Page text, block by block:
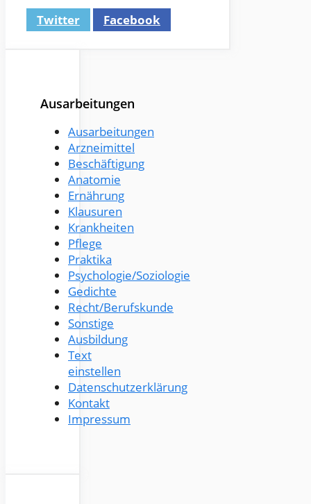
Twitter
Facebook
Ausarbeitungen
Ausarbeitungen
Arzneimittel
Beschäftigung
Anatomie
Ernährung
Klausuren
Krankheiten
Pflege
Praktika
Psychologie/Soziologie
Gedichte
Recht/Berufskunde
Sonstige
Ausbildung
Text
einstellen
Datenschutzerklärung
Kontakt
Impressum